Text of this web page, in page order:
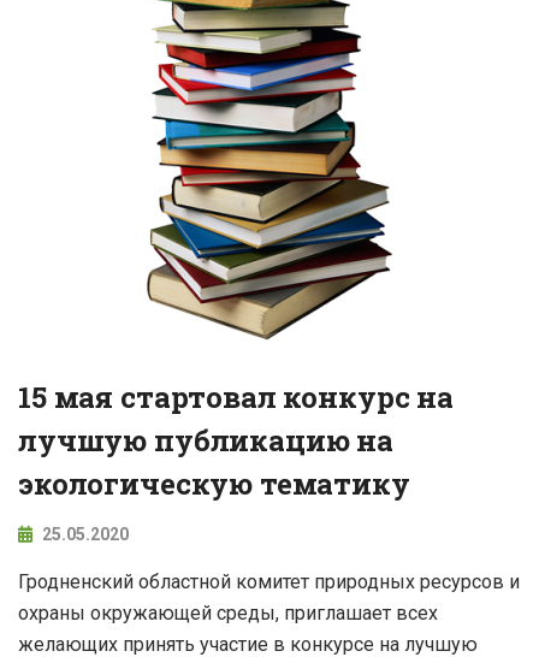
15 мая стартовал конкурс на
лучшую публикацию на
экологическую тематику
25.05.2020
Гродненский областной комитет природных ресурсов и
охраны окружающей среды, приглашает всех
желающих принять участие в конкурсе на лучшую